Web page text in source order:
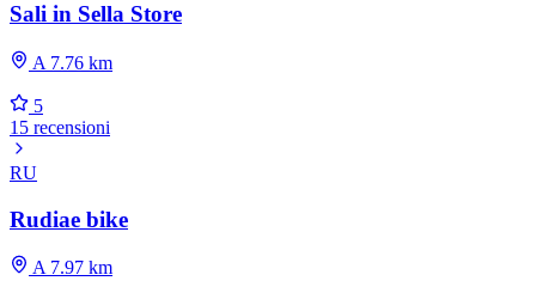
Sali in Sella Store
A 7.76 km
5
15 recensioni
RU
Rudiae bike
A 7.97 km